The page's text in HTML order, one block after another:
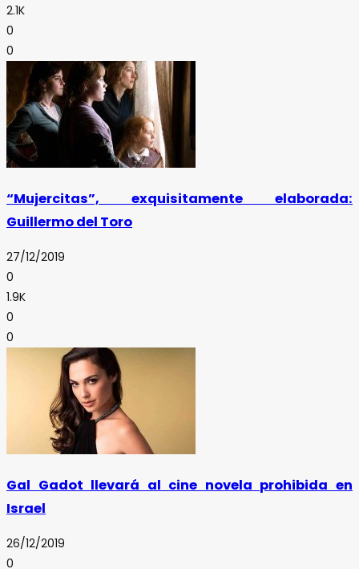
2.1K
0
0
“Mujercitas”, exquisitamente elaborada:
Guillermo del Toro
27/12/2019
0
1.9K
0
0
Gal Gadot llevará al cine novela prohibida en
Israel
26/12/2019
0